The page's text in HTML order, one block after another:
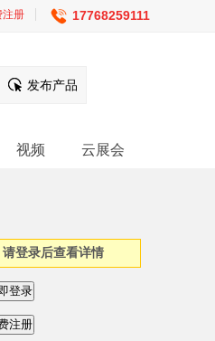
注册 17768259111
发布产品
视频 云展会
登录后查看详情